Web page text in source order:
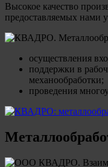
Высокое качество
предоставляемых нами
осуществления
поддержки в
механообработки;
проведения